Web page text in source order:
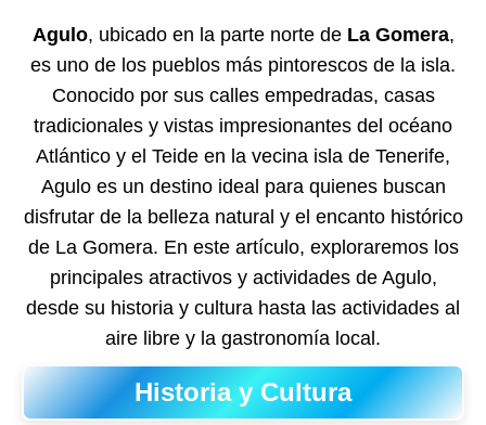
Agulo, ubicado en la parte norte de La Gomera,
es uno de los pueblos más pintorescos de la isla.
Conocido por sus calles empedradas, casas
tradicionales y vistas impresionantes del océano
Atlántico y el Teide en la vecina isla de Tenerife,
Agulo es un destino ideal para quienes buscan
disfrutar de la belleza natural y el encanto histórico
de La Gomera. En este artículo, exploraremos los
principales atractivos y actividades de Agulo,
desde su historia y cultura hasta las actividades al
aire libre y la gastronomía local.
Historia y Cultura